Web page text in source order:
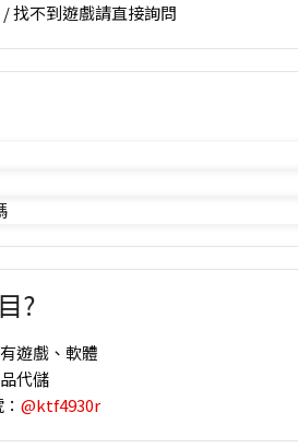
/ 找不到遊戲請直接詢問
?
遊戲、軟體
代儲
@ktf4930r